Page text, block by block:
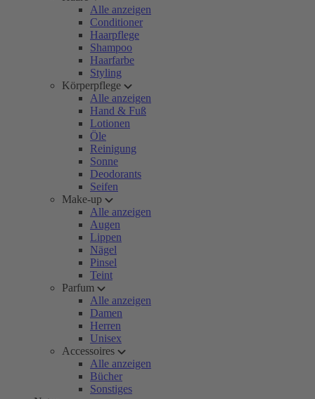
Alle anzeigen
Conditioner
Haarpflege
Shampoo
Haarfarbe
Styling
Körperpflege
Alle anzeigen
Hand & Fuß
Lotionen
Öle
Reinigung
Sonne
Deodorants
Seifen
Make-up
Alle anzeigen
Augen
Lippen
Nägel
Pinsel
Teint
Parfum
Alle anzeigen
Damen
Herren
Unisex
Accessoires
Alle anzeigen
Bücher
Sonstiges